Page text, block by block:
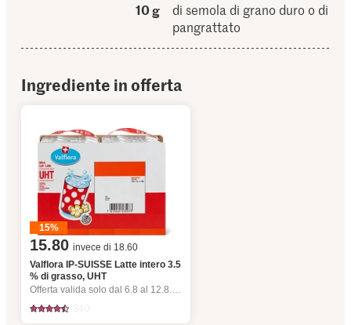
10 g
di semola di grano duro o di
pangrattato
Ingrediente in offerta
15%
15.80 invece di 18.60
Valflora IP-SUISSE Latte intero 3.5
% di grasso, UHT
Offerta valida solo dal 6.8 al 12.8.2026, fino a esaurimento dello stock.